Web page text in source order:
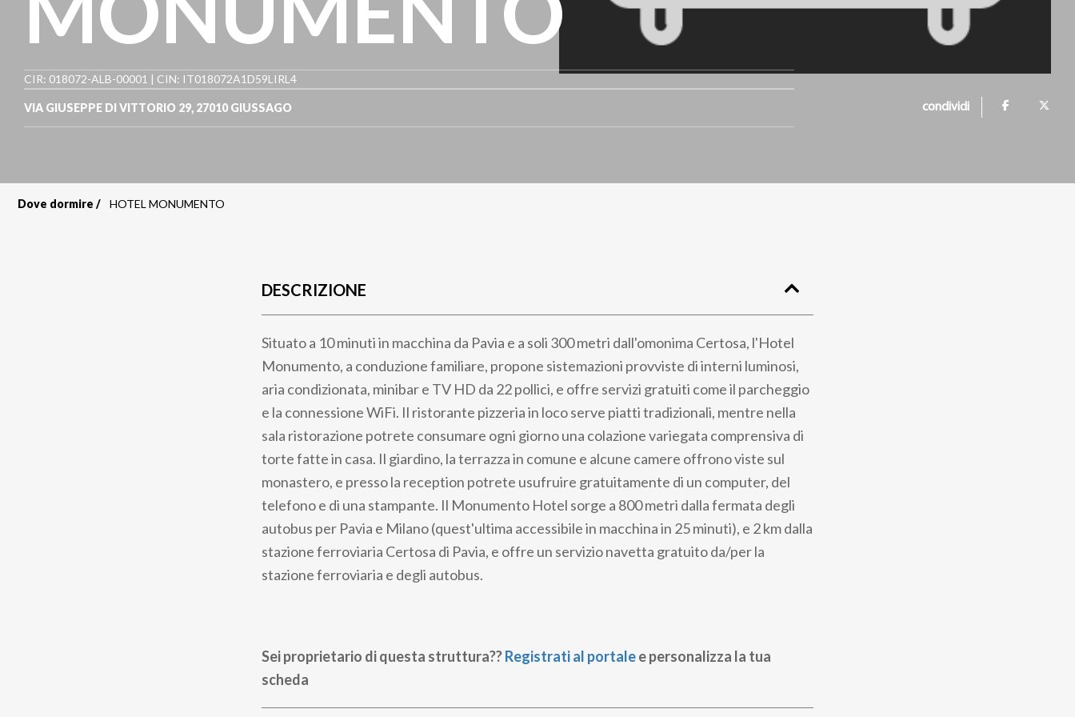
CIR: 018072-ALB-00001 | CIN: IT018072A1D59LIRL4
VIA GIUSEPPE DI VITTORIO 29, 27010 GIUSSAGO condividi
Dove dormire HOTEL MONUMENTO
DESCRIZIONE
Situato a 10 minuti in macchina da Pavia e a soli 300 metri dall'omonima Certosa, l'Hotel
Monumento, a conduzione familiare, propone sistemazioni provviste di interni luminosi,
aria condizionata, minibar e TV HD da 22 pollici, e offre servizi gratuiti come il parcheggio
e la connessione WiFi. Il ristorante pizzeria in loco serve piatti tradizionali, mentre nella
sala ristorazione potrete consumare ogni giorno una colazione variegata comprensiva di
torte fatte in casa. Il giardino, la terrazza in comune e alcune camere offrono viste sul
monastero, e presso la reception potrete usufruire gratuitamente di un computer, del
telefono e di una stampante. Il Monumento Hotel sorge a 800 metri dalla fermata degli
autobus per Pavia e Milano (quest'ultima accessibile in macchina in 25 minuti), e 2 km dalla
stazione ferroviaria Certosa di Pavia, e offre un servizio navetta gratuito da/per la
stazione ferroviaria e degli autobus.
Sei proprietario di questa struttura??Registrati al portalee personalizza la tua
scheda